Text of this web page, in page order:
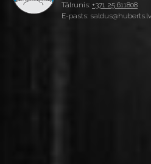
Tālrunis: +371 25 611808
E-pasts: saldus@huberts.lv